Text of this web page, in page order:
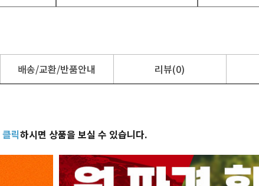
배송/교환/반품안내 리뷰(0)
클릭하시면 상품을 보실 수 있습니다.